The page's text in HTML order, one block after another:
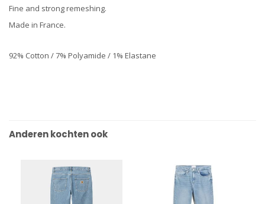
Fine and strong remeshing.
Made in France.
92% Cotton / 7% Polyamide / 1% Elastane
Anderen kochten ook